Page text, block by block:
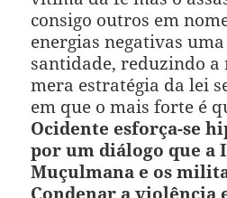
consigo outros em
energias negativas
santidade, reduzindo a
mera estratégia da lei
em que o mais forte é
Ocidente esforça-se
por um diálogo que a
Muçulmana e os
Condenar a violência